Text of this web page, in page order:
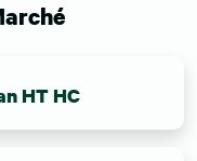
HT HC